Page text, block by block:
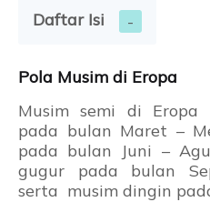
Daftar Isi
Pola Musim di Eropa
Musim semi di Eropa
pada bulan Maret –
pada bulan Juni –
gugur pada bulan
serta musim dingin